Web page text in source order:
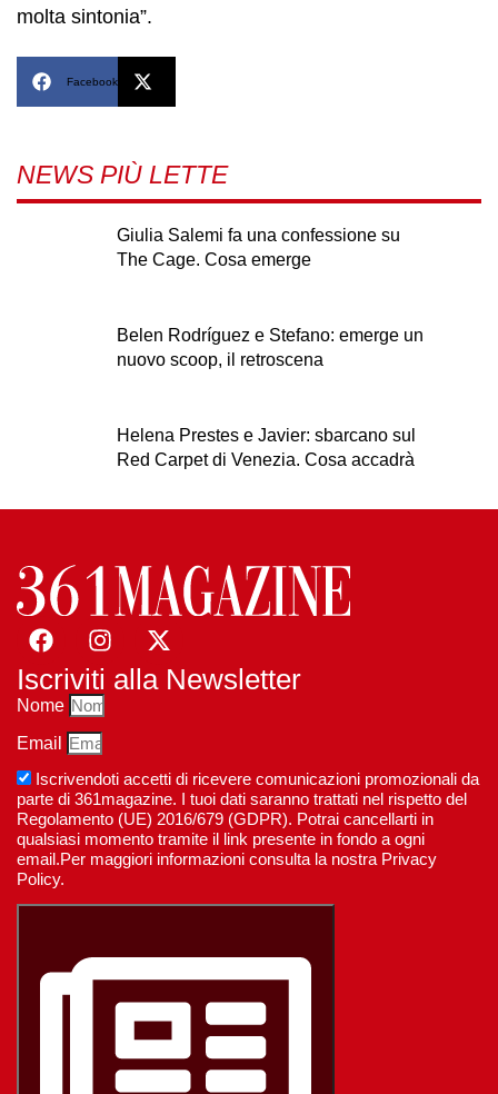
molta sintonia”.
Facebook
NEWS PIÙ LETTE
Giulia Salemi fa una confessione su
The Cage. Cosa emerge
Belen Rodríguez e Stefano: emerge un
nuovo scoop, il retroscena
Helena Prestes e Javier: sbarcano sul
Red Carpet di Venezia. Cosa accadrà
Iscriviti alla Newsletter
Nome
Email
Iscrivendoti accetti di ricevere comunicazioni promozionali da
parte di 361magazine. I tuoi dati saranno trattati nel rispetto del
Regolamento (UE) 2016/679 (GDPR). Potrai cancellarti in
qualsiasi momento tramite il link presente in fondo a ogni
email.Per maggiori informazioni consulta la nostra Privacy
Policy.